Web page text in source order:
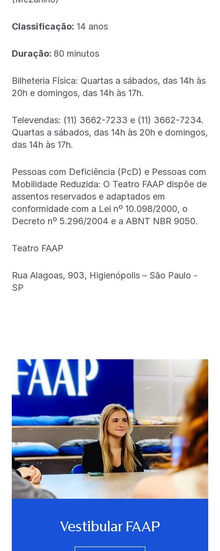
Classificação: 14 anos
Duração: 80 minutos
Bilheteria Física: Quartas a sábados, das 14h às
20h e domingos, das 14h às 17h.
Televendas: (11) 3662-7233 e (11) 3662-7234.
Quartas a sábados, das 14h às 20h e domingos,
das 14h às 17h.
Pessoas com Deficiência (PcD) e Pessoas com
Mobilidade Reduzida: O Teatro FAAP dispõe de
assentos reservados e adaptados em
conformidade com a Lei nº 10.098/2000, o
Decreto nº 5.296/2004 e a ABNT NBR 9050.
Teatro FAAP
Rua Alagoas, 903, Higienópolis – São Paulo -
SP
Vestibular FAAP